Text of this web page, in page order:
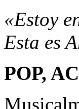
«Estoy
Esta es
POP,